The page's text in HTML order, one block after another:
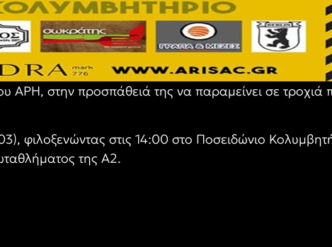
ΑΡΗ, στην προσπάθειά της να παραμείνει σε τροχιά
φιλοξενώντας στις 14:00 στο Ποσειδώνιο
της Α2.